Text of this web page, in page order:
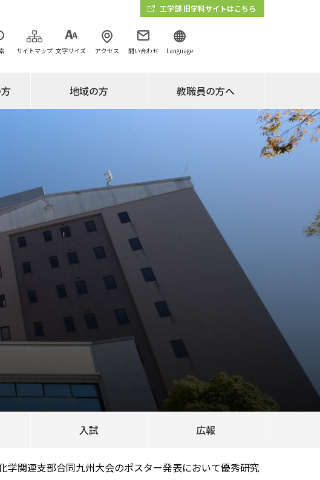
サイトマップ 文字サイズ アクセス 問い合わせ Language
工学部 旧学科サイトはこちら
地域の方 教職員の方へ
入試 広報
関連支部合同九州大会のポスター発表において優秀研究